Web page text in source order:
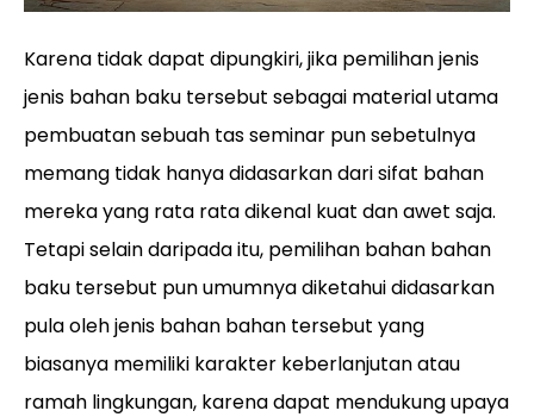
Karena tidak dapat dipungkiri, jika pemilihan jenis
jenis bahan baku tersebut sebagai material utama
pembuatan sebuah tas seminar pun sebetulnya
memang tidak hanya didasarkan dari sifat bahan
mereka yang rata rata dikenal kuat dan awet saja.
Tetapi selain daripada itu, pemilihan bahan bahan
baku tersebut pun umumnya diketahui didasarkan
pula oleh jenis bahan bahan tersebut yang
biasanya memiliki karakter keberlanjutan atau
ramah lingkungan, karena dapat mendukung upaya